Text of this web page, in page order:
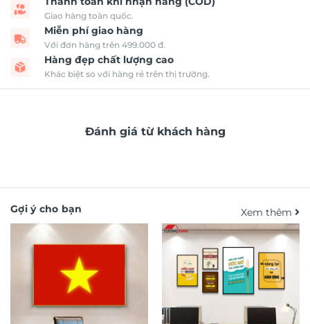
Giao hàng toàn quốc.
Miễn phí giao hàng
Với đơn hàng trên 499.000 đ.
Hàng đẹp chất lượng cao
Khác biệt so với hàng rẻ trên thị trường.
Đánh giá từ khách hàng
Gợi ý cho bạn Xem thêm